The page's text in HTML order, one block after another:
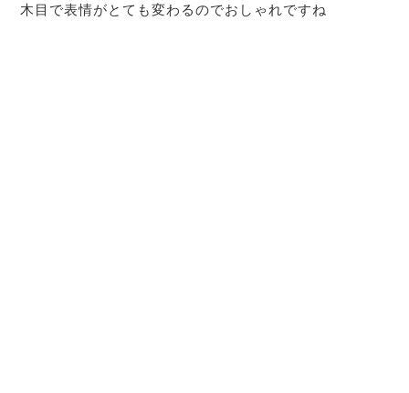
木目で表情がとても変わるのでおしゃれですね